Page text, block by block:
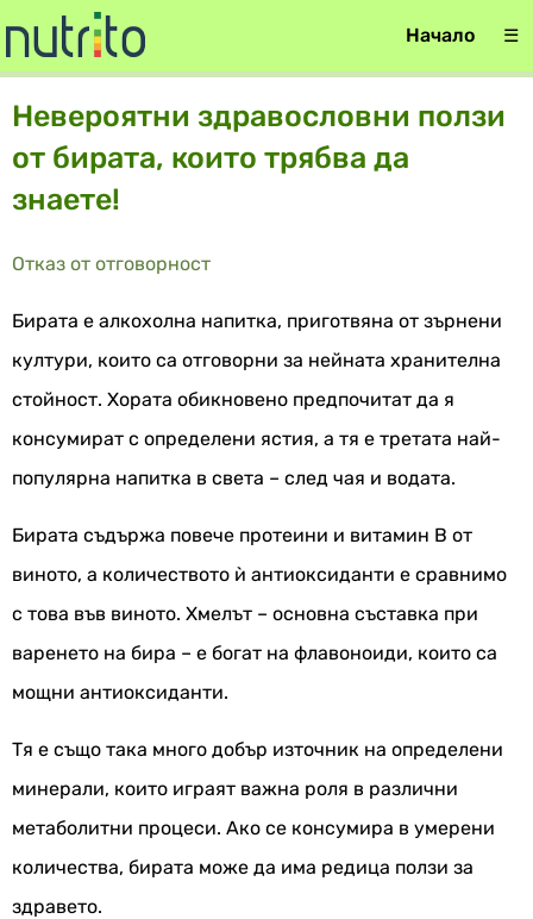
Начало ☰
Невероятни здравословни ползи
от бирата, които трябва да
знаете!
Отказ от отговорност
Бирата е алкохолна напитка, приготвяна от зърнени
култури, които са отговорни за нейната хранителна
стойност. Хората обикновено предпочитат да я
консумират с определени ястия, а тя е третата най-
популярна напитка в света – след чая и водата.
Бирата съдържа повече протеини и витамин B от
виното, а количеството ѝ антиоксиданти е сравнимо
с това във виното. Хмелът – основна съставка при
варенето на бира – е богат на флавоноиди, които са
мощни антиоксиданти.
Тя е също така много добър източник на определени
минерали, които играят важна роля в различни
метаболитни процеси. Ако се консумира в умерени
количества, бирата може да има редица ползи за
здравето.